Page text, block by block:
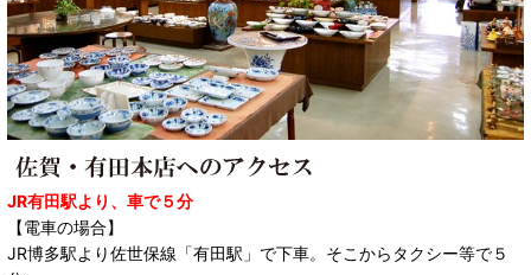
JR有田駅より、車で５分
【電車の場合】
JR博多駅より佐世保線「有田駅」で下車。そこからタクシー等で５